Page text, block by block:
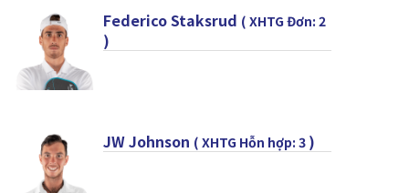
Federico Staksrud ( XHTG Đơn: 2
)
JW Johnson ( XHTG Hỗn hợp: 3 )